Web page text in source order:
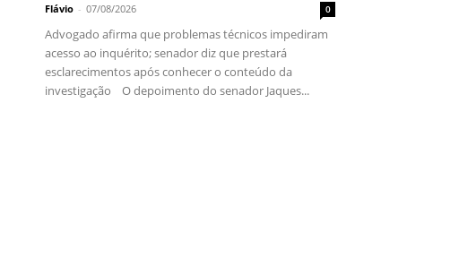
Flávio - 07/08/2026 0
Advogado afirma que problemas técnicos impediram
acesso ao inquérito; senador diz que prestará
esclarecimentos após conhecer o conteúdo da
investigação O depoimento do senador Jaques...